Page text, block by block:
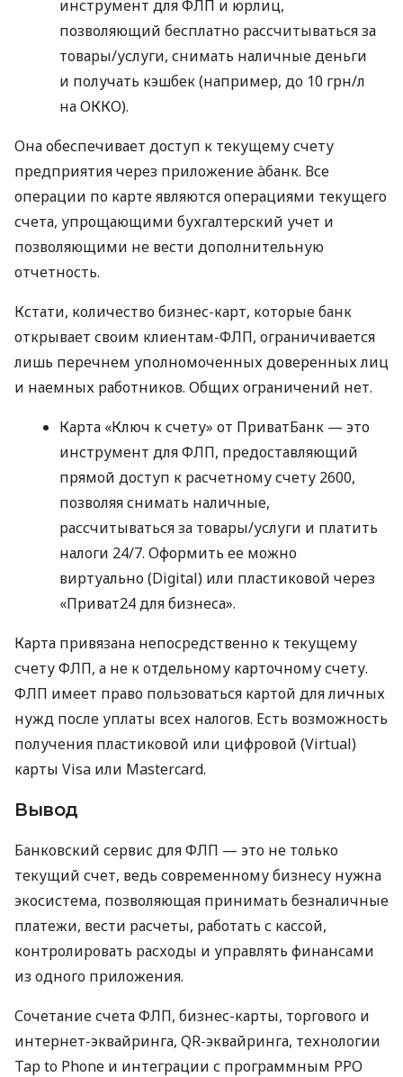
инструмент для ФЛП и юрлиц,
позволяющий бесплатно рассчитываться за
товары/услуги, снимать наличные деньги
и получать кэшбек (например, до 10 грн/л
на ОККО).
Она обеспечивает доступ к текущему счету
предприятия через приложение àбанк. Все
операции по карте являются операциями текущего
счета, упрощающими бухгалтерский учет и
позволяющими не вести дополнительную
отчетность.
Кстати, количество бизнес-карт, которые банк
открывает своим клиентам-ФЛП, ограничивается
лишь перечнем уполномоченных доверенных лиц
и наемных работников. Общих ограничений нет.
Карта «Ключ к счету» от ПриватБанк — это
инструмент для ФЛП, предоставляющий
прямой доступ к расчетному счету 2600,
позволяя снимать наличные,
рассчитываться за товары/услуги и платить
налоги 24/7. Оформить ее можно
виртуально (Digital) или пластиковой через
«Приват24 для бизнеса».
Карта привязана непосредственно к текущему
счету ФЛП, а не к отдельному карточному счету.
ФЛП имеет право пользоваться картой для личных
нужд после уплаты всех налогов. Есть возможность
получения пластиковой или цифровой (Virtual)
карты Visa или Mastercard.
Вывод
Банковский сервис для ФЛП — это не только
текущий счет, ведь современному бизнесу нужна
экосистема, позволяющая принимать безналичные
платежи, вести расчеты, работать с кассой,
контролировать расходы и управлять финансами
из одного приложения.
Сочетание счета ФЛП, бизнес-карты, торгового и
интернет-эквайринга, QR-эквайринга, технологии
Tap to Phone и интеграции с программным РРО